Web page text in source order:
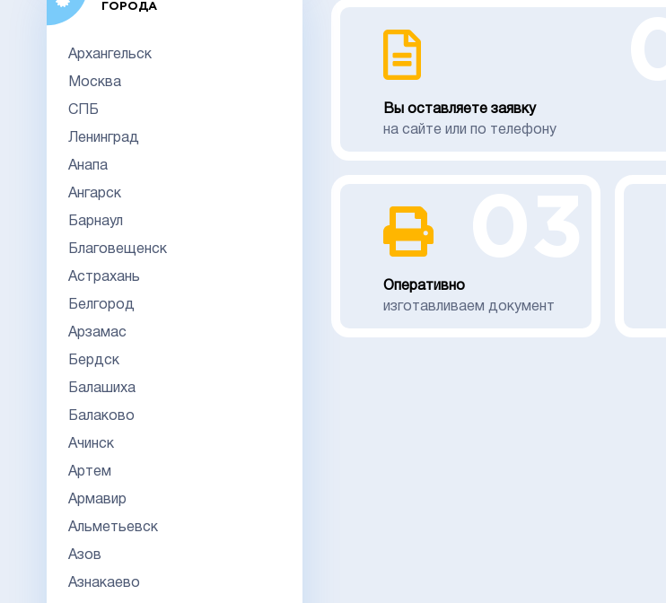
ГОРОДА
Архангельск
Москва
СПБ
Ленинград
Анапа
Ангарск
Барнаул
Благовещенск
Астрахань
Белгород
Арзамас
Бердск
Балашиха
Балаково
Ачинск
Артем
Армавир
Альметьевск
Азов
Азнакаево
Вы оставляете заявку
на сайте или по телефону
Оперативно
изготавливаем документ